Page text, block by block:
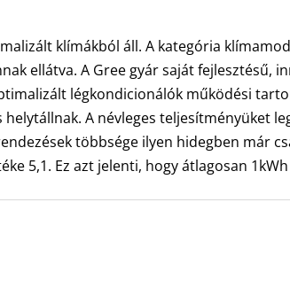
klíma
csomag
kW
mennyiség
klímákból áll. A kategória
ellátva. A Gree gyár saját fejlesztésű,
légkondicionálók működési
A névleges teljesítményüket
többsége ilyen hidegben már
5,1. Ez azt jelenti, hogy átlagosan